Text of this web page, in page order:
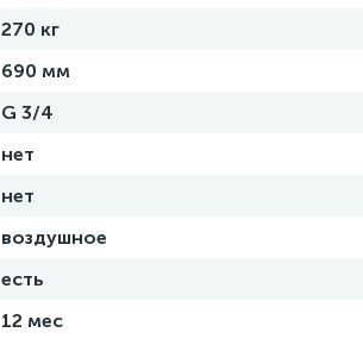
270 кг
690 мм
G 3/4
нет
нет
воздушное
есть
12 мес